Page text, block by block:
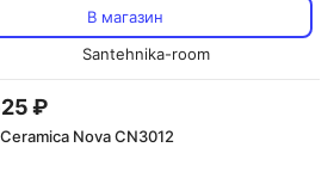
В магазин
Santehnika-room
₽
Nova CN3012